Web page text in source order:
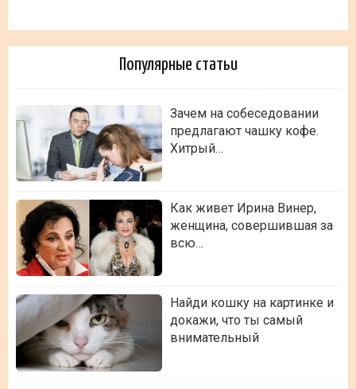
Популярные статьи
Зачем на собеседовании
предлагают чашку кофе.
Хитрый…
Как живет Ирина Винер,
женщина, совершившая за
всю…
Найди кошку на картинке и
докажи, что ты самый
внимательный